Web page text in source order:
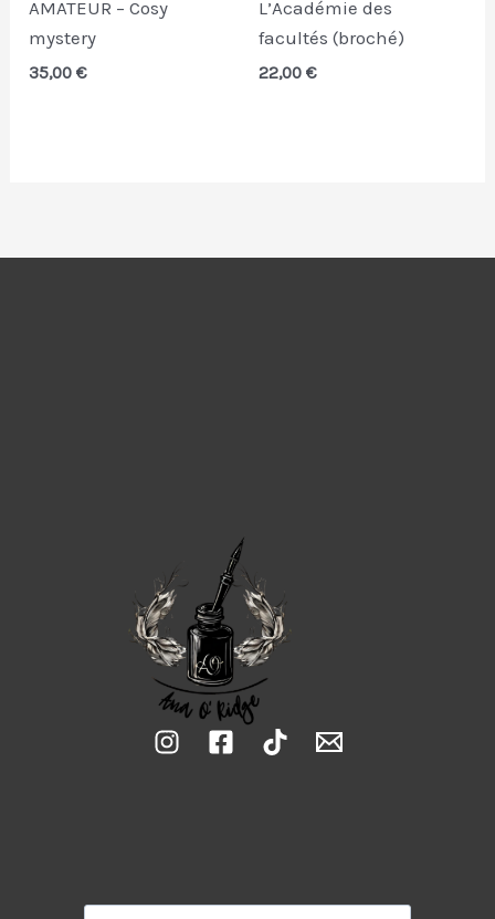
AMATEUR – Cosy
mystery
35,00€
L’Académie des
facultés (broché)
22,00 €